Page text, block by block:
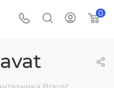
0